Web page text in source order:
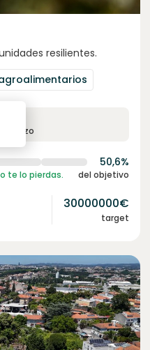
resilientes.
plazo
50,6%
te lo pierdas. del objetivo
30000000€
target